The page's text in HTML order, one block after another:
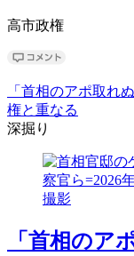
高市政権
「首相のアポ取れ
権と重なる
深掘り
「首相の